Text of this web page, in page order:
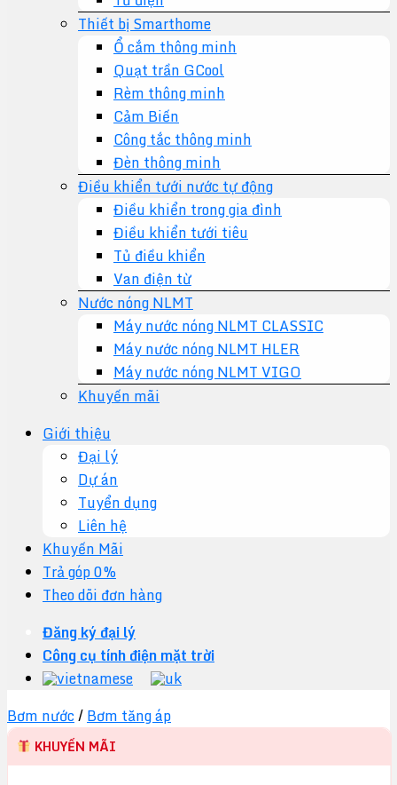
Thiết bị Smarthome
Ổ cắm thông minh
Quạt trần GCool
Rèm thông minh
Cảm Biến
Công tắc thông minh
Đèn thông minh
Điều khiển tưới nước tự động
Điều khiển trong gia đình
Điều khiển tưới tiêu
Tủ điều khiển
Van điện từ
Nước nóng NLMT
Máy nước nóng NLMT CLASSIC
Máy nước nóng NLMT HLER
Máy nước nóng NLMT VIGO
Khuyến mãi
Giới thiệu
Đại lý
Dự án
Tuyển dụng
Liên hệ
Khuyến Mãi
Trả góp 0%
Theo dõi đơn hàng
Đăng ký đại lý
Công cụ tính điện mặt trời
Bơm nước/Bơm tăng áp
KHUYẾN MÃI